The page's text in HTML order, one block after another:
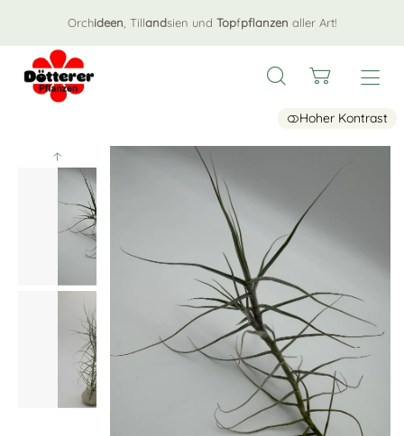
Orchideen , Tillandsien und Topfpflanzen aller Art!
Hoher Kontrast